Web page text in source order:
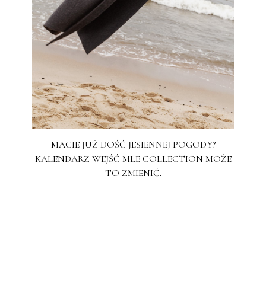
MACIE JUŻ DOŚĆ JESIENNEJ POGODY?
KALENDARZ WEJŚĆ MLE COLLECTION MOŻE
TO ZMIENIĆ.